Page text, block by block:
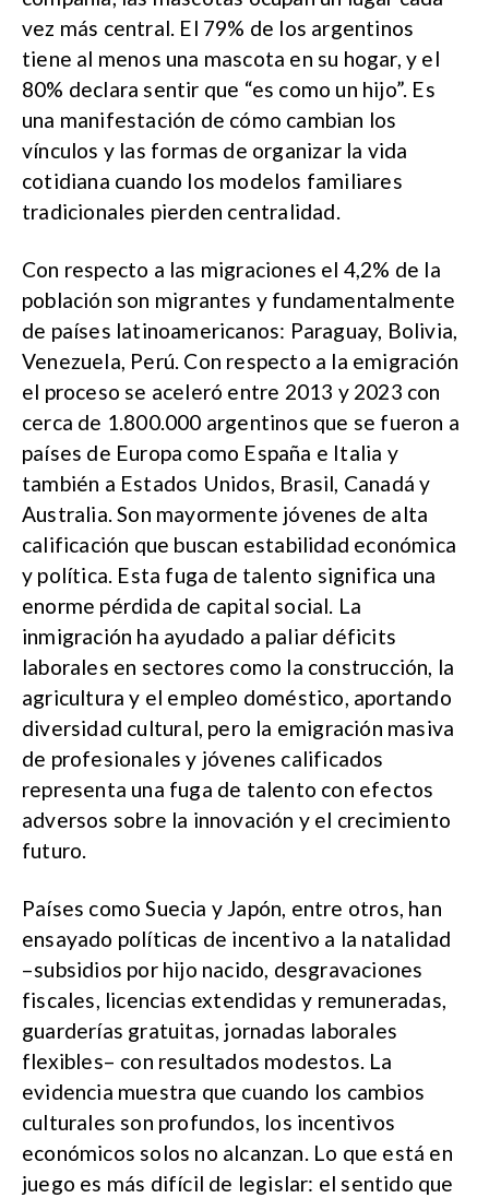
vez más central. El 79% de los argentinos
tiene al menos una mascota en su hogar, y el
80% declara sentir que “es como un hijo”. Es
una manifestación de cómo cambian los
vínculos y las formas de organizar la vida
cotidiana cuando los modelos familiares
tradicionales pierden centralidad.
Con respecto a las migraciones el 4,2% de la
población son migrantes y fundamentalmente
de países latinoamericanos: Paraguay, Bolivia,
Venezuela, Perú. Con respecto a la emigración
el proceso se aceleró entre 2013 y 2023 con
cerca de 1.800.000 argentinos que se fueron a
países de Europa como España e Italia y
también a Estados Unidos, Brasil, Canadá y
Australia. Son mayormente jóvenes de alta
calificación que buscan estabilidad económica
y política. Esta fuga de talento significa una
enorme pérdida de capital social. La
inmigración ha ayudado a paliar déficits
laborales en sectores como la construcción, la
agricultura y el empleo doméstico, aportando
diversidad cultural, pero la emigración masiva
de profesionales y jóvenes calificados
representa una fuga de talento con efectos
adversos sobre la innovación y el crecimiento
futuro.
Países como Suecia y Japón, entre otros, han
ensayado políticas de incentivo a la natalidad
–subsidios por hijo nacido, desgravaciones
fiscales, licencias extendidas y remuneradas,
guarderías gratuitas, jornadas laborales
flexibles– con resultados modestos. La
evidencia muestra que cuando los cambios
culturales son profundos, los incentivos
económicos solos no alcanzan. Lo que está en
juego es más difícil de legislar: el sentido que